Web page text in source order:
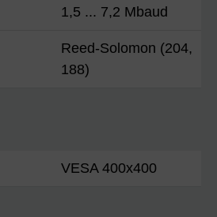
1,5 ... 7,2 Mbaud
Reed-Solomon (204,
188)
VESA 400x400